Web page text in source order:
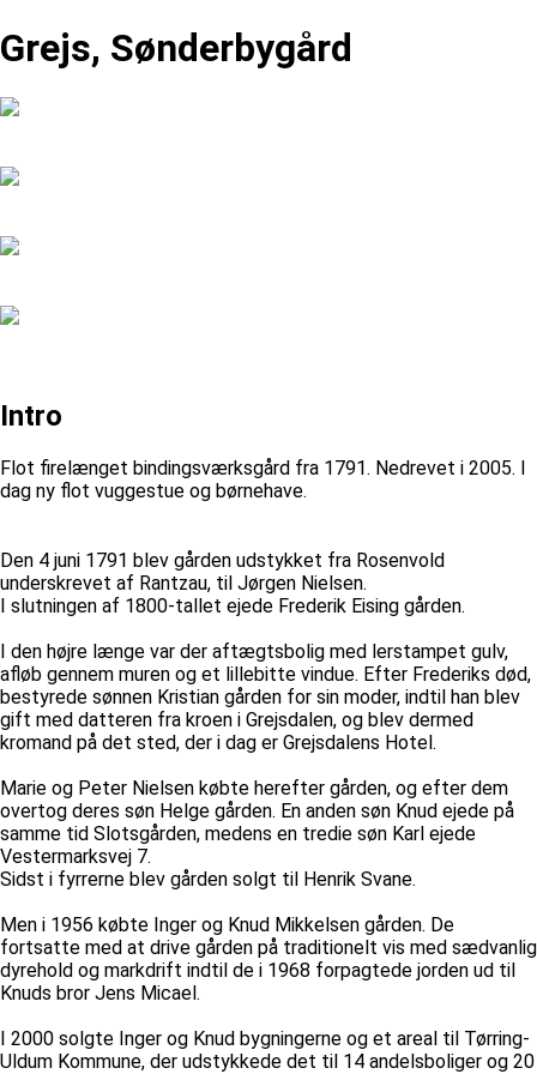
Grejs, Sønderbygård
Intro
Flot firelænget bindingsværksgård fra 1791. Nedrevet i 2005. I
dag ny flot vuggestue og børnehave.
Den 4 juni 1791 blev gården udstykket fra Rosenvold
underskrevet af Rantzau, til Jørgen Nielsen.
I slutningen af 1800-tallet ejede Frederik Eising gården.
I den højre længe var der aftægtsbolig med lerstampet gulv,
afløb gennem muren og et lillebitte vindue. Efter Frederiks død,
bestyrede sønnen Kristian gården for sin moder, indtil han blev
gift med datteren fra kroen i Grejsdalen, og blev dermed
kromand på det sted, der i dag er Grejsdalens Hotel.
Marie og Peter Nielsen købte herefter gården, og efter dem
overtog deres søn Helge gården. En anden søn Knud ejede på
samme tid Slotsgården, medens en tredie søn Karl ejede
Vestermarksvej 7.
Sidst i fyrrerne blev gården solgt til Henrik Svane.
Men i 1956 købte Inger og Knud Mikkelsen gården. De
fortsatte med at drive gården på traditionelt vis med sædvanlig
dyrehold og markdrift indtil de i 1968 forpagtede jorden ud til
Knuds bror Jens Micael.
I 2000 solgte Inger og Knud bygningerne og et areal til Tørring-
Uldum Kommune, der udstykkede det til 14 andelsboliger og 20